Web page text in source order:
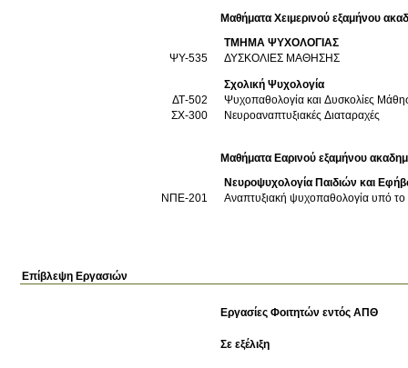
Μαθήματα Χειμερινού εξαμήνου
ΤΜΗΜΑ ΨΥΧΟΛΟΓΙΑΣ
ΨΥ-535
ΔΥΣΚΟΛΙΕΣ ΜΑΘΗΣΗΣ
Σχολική Ψυχολογία
ΔΤ-502
Ψυχοπαθολογία και Δυσκολίες
ΣΧ-300
Νευροαναπτυξιακές Διαταραχές
Μαθήματα Εαρινού εξαμήνου
Νευροψυχολογία Παιδιών και
ΝΠΕ-201
Αναπτυξιακή ψυχοπαθολογία υπό το
Επίβλεψη Εργασιών
Εργασίες Φοιτητών εντός ΑΠΘ
Σε εξέλιξη